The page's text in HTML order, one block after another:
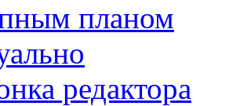
планом
редактора